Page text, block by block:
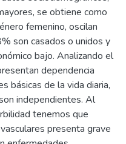
se obtiene como
femenino, oscilan
son casados o unidos y
bajo. Analizando el
dependencia
básicas de la vida diaria,
independientes. Al
tenemos que
presenta grave